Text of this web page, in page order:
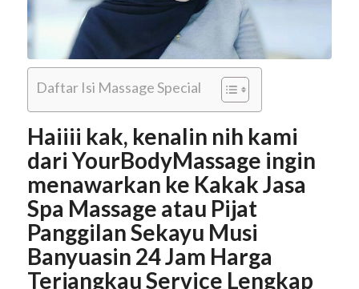
Daftar Isi Massage Special
Haiiii kak, kenalin nih kami
dari YourBodyMassage ingin
menawarkan ke Kakak Jasa
Spa Massage atau Pijat
Panggilan Sekayu Musi
Banyuasin 24 Jam Harga
Terjangkau Service Lengkap